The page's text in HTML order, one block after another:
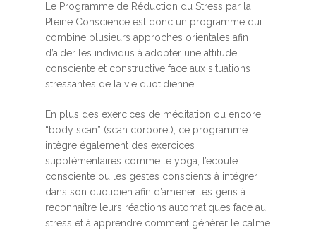
Le Programme de Réduction du Stress par la
Pleine Conscience est donc un programme qui
combine plusieurs approches orientales afin
d’aider les individus à adopter une attitude
consciente et constructive face aux situations
stressantes de la vie quotidienne.
En plus des exercices de méditation ou encore
“body scan” (scan corporel), ce programme
intègre également des exercices
supplémentaires comme le yoga, l’écoute
consciente ou les gestes conscients à intégrer
dans son quotidien afin d’amener les gens à
reconnaître leurs réactions automatiques face au
stress et à apprendre comment générer le calme